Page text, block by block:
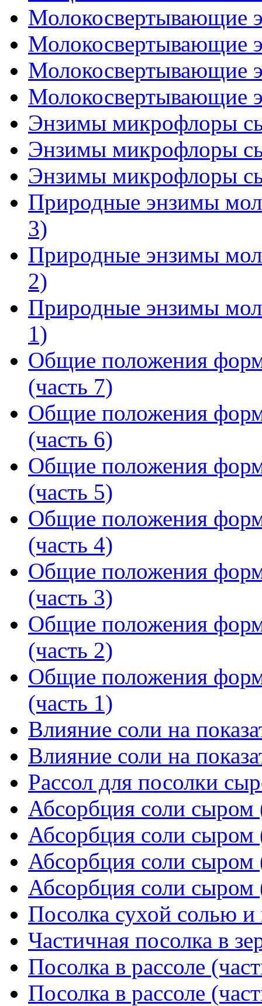
Молокосвертывающие
Молокосвертывающие
Молокосвертывающие
Молокосвертывающие
Энзимы микрофлоры
Энзимы микрофлоры
Энзимы микрофлоры
Природные энзимы
3)
Природные энзимы
2)
Природные энзимы
1)
Общие положения
(часть 7)
Общие положения
(часть 6)
Общие положения
(часть 5)
Общие положения
(часть 4)
Общие положения
(часть 3)
Общие положения
(часть 2)
Общие положения
(часть 1)
Влияние соли на
Влияние соли на
Рассол для посолки
Абсорбция соли сыром
Абсорбция соли сыром
Абсорбция соли сыром
Абсорбция соли сыром
Посолка сухой солью
Частичная посолка в
Посолка в рассоле
Посолка в рассоле